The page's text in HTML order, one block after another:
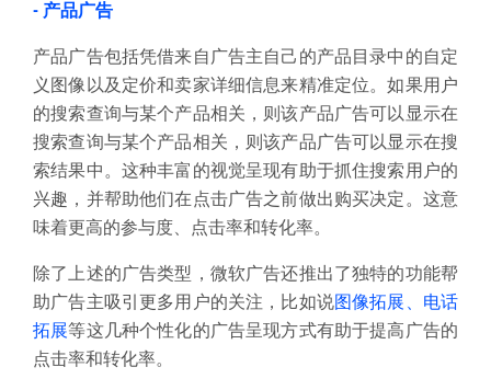
- 产品广告
产品广告包括凭借来自广告主自己的产品目录中的自定
义图像以及定价和卖家详细信息来精准定位。如果用户
的搜索查询与某个产品相关，则该产品广告可以显示在
搜索查询与某个产品相关，则该产品广告可以显示在搜
索结果中。这种丰富的视觉呈现有助于抓住搜索用户的
兴趣，并帮助他们在点击广告之前做出购买决定。这意
味着更高的参与度、点击率和转化率。
除了上述的广告类型，微软广告还推出了独特的功能帮
助广告主吸引更多用户的关注，比如说图像拓展、电话
拓展等这几种个性化的广告呈现方式有助于提高广告的
点击率和转化率。